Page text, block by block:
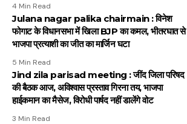
4 Min Read
Julana nagar palika chairmain : विनेश
फोगाट के विधानसभा में खिला BJP का कमल, भीतरघात से
भाजपा प्रत्याशी का जीत का मार्जिन घटा
5 Min Read
Jind zila parisad meeting : जींद जिला परिषद
की बैठक आज, अविश्वास प्रस्ताव गिरना तय, भाजपा
हाईकमान का मैसेज, विरोधी पार्षद नहीं डालेंगे वोट
3 Min Read